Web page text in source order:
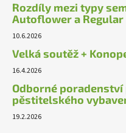
Rozdíly mezi typy
Autoflower a Regular
10.6.2026
Velká soutěž +
16.4.2026
Odborné poradenství
pěstitelského
19.2.2026